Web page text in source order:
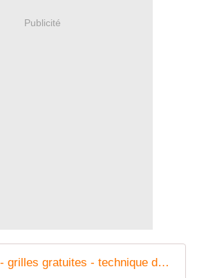
Publicité
Au point de croix - grilles gratuites - technique des points de broderie